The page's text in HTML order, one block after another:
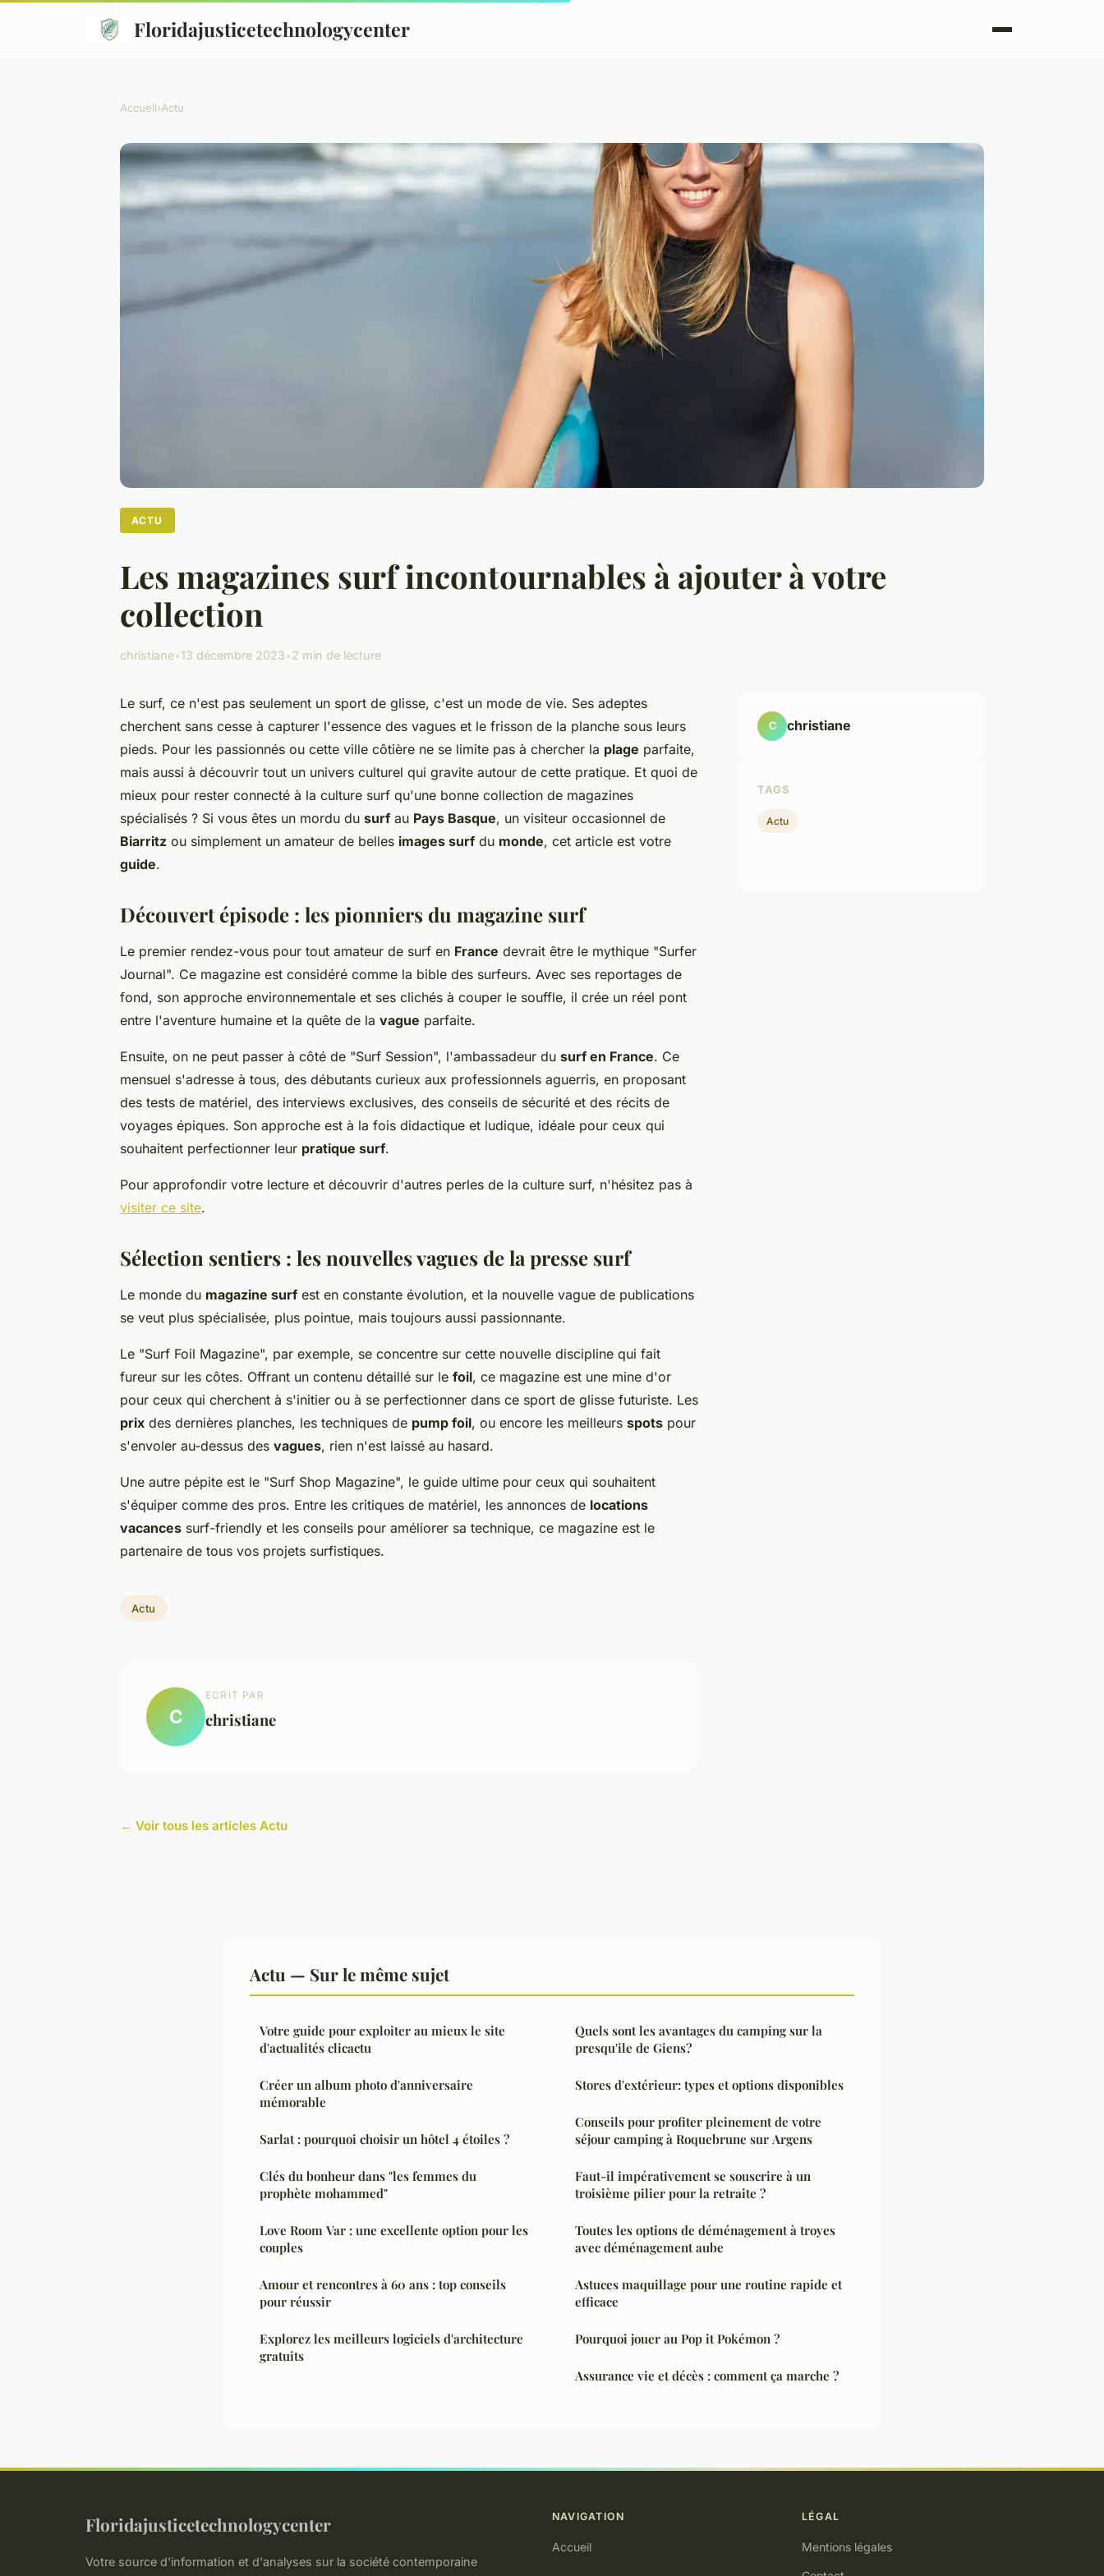
Floridajusticetechnologycenter
Accueil›Actu
ACTU
Les magazines surf incontournables à ajouter à votre
collection
christiane•13 décembre 2023•2 min de lecture
Le surf, ce n'est pas seulement un sport de glisse, c'est un mode de vie. Ses adeptes
cherchent sans cesse à capturer l'essence des vagues et le frisson de la planche sous leurs
pieds. Pour les passionnés ou cette ville côtière ne se limite pas à chercher la plage parfaite,
mais aussi à découvrir tout un univers culturel qui gravite autour de cette pratique. Et quoi de
mieux pour rester connecté à la culture surf qu'une bonne collection de magazines
spécialisés ? Si vous êtes un mordu du surfau Pays Basque, un visiteur occasionnel de
Biarritz ou simplement un amateur de belles images surfdu monde, cet article est votre
guide.
Découvert épisode : les pionniers du magazine surf
Le premier rendez-vous pour tout amateur de surf en France devrait être le mythique "Surfer
Journal". Ce magazine est considéré comme la bible des surfeurs. Avec ses reportages de
fond, son approche environnementale et ses clichés à couper le souffle, il crée un réel pont
entre l'aventure humaine et la quête de la vague parfaite.
Ensuite, on ne peut passer à côté de "Surf Session", l'ambassadeur du surf en France. Ce
mensuel s'adresse à tous, des débutants curieux aux professionnels aguerris, en proposant
des tests de matériel, des interviews exclusives, des conseils de sécurité et des récits de
voyages épiques. Son approche est à la fois didactique et ludique, idéale pour ceux qui
souhaitent perfectionner leur pratique surf.
Pour approfondir votre lecture et découvrir d'autres perles de la culture surf, n'hésitez pas à
visiter ce site.
Sélection sentiers : les nouvelles vagues de la presse surf
Le monde du magazine surfest en constante évolution, et la nouvelle vague de publications
se veut plus spécialisée, plus pointue, mais toujours aussi passionnante.
Le "Surf Foil Magazine", par exemple, se concentre sur cette nouvelle discipline qui fait
fureur sur les côtes. Offrant un contenu détaillé sur le foil, ce magazine est une mine d'or
pour ceux qui cherchent à s'initier ou à se perfectionner dans ce sport de glisse futuriste. Les
prix des dernières planches, les techniques de pump foil, ou encore les meilleurs spots pour
s'envoler au-dessus des vagues, rien n'est laissé au hasard.
Une autre pépite est le "Surf Shop Magazine", le guide ultime pour ceux qui souhaitent
s'équiper comme des pros. Entre les critiques de matériel, les annonces de locations
vacances surf-friendly et les conseils pour améliorer sa technique, ce magazine est le
partenaire de tous vos projets surfistiques.
Actu
C
ECRIT PAR
christiane
← Voir tous les articles Actu
C christiane
TAGS
Actu
Actu — Sur le même sujet
Votre guide pour exploiter au mieux le site
d'actualités clicactu
Créer un album photo d'anniversaire
mémorable
Sarlat : pourquoi choisir un hôtel 4 étoiles ?
Clés du bonheur dans "les femmes du
prophète mohammed"
Love Room Var : une excellente option pour les
couples
Amour et rencontres à 60 ans : top conseils
pour réussir
Explorez les meilleurs logiciels d'architecture
gratuits
Quels sont les avantages du camping sur la
presqu'ile de Giens?
Stores d'extérieur: types et options disponibles
Conseils pour profiter pleinement de votre
séjour camping à Roquebrune sur Argens
Faut-il impérativement se souscrire à un
troisième pilier pour la retraite ?
Toutes les options de déménagement à troyes
avec déménagement aube
Astuces maquillage pour une routine rapide et
efficace
Pourquoi jouer au Pop it Pokémon ?
Assurance vie et décès : comment ça marche ?
Floridajusticetechnologycenter
Votre source d'information et d'analyses sur la société contemporaine
NAVIGATION
Accueil
LÉGAL
Mentions légales